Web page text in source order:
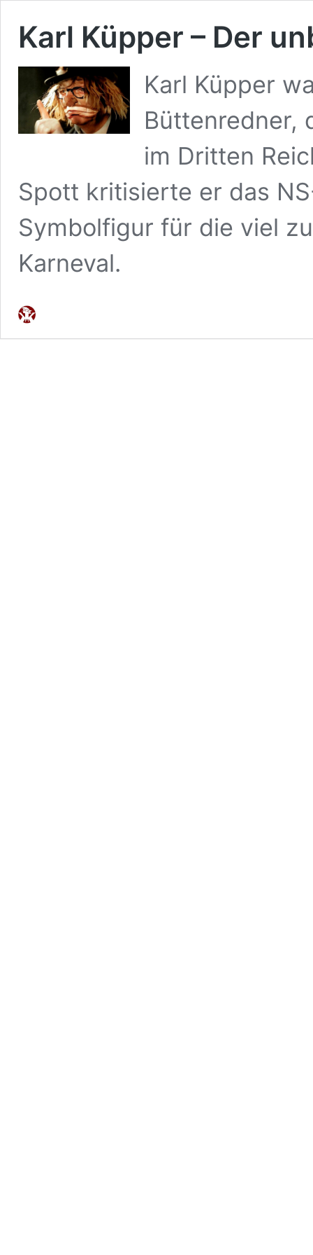
Karl Küpper – Der
Karl Küpper
Büttenredner,
im Dritten
Spott kritisierte er das
Symbolfigur für die viel
Karneval.